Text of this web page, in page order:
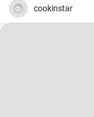
cookinstar